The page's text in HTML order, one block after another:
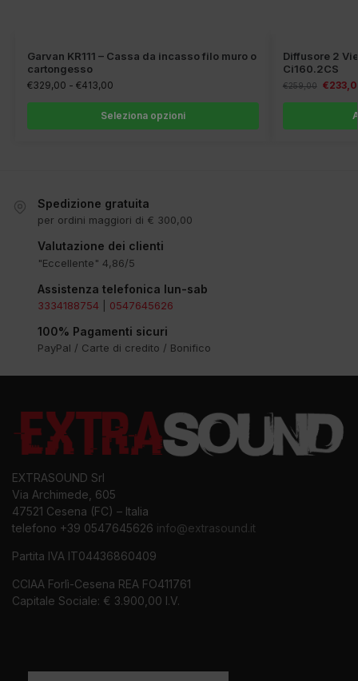
Garvan KR111 – Cassa da incasso filo muro o
cartongesso
€329,00 - €413,00
Seleziona opzioni
Diffusore 2
Ci160.2CS
€259,00 €
Spedizione gratuita
per ordini maggiori di € 300,00
Valutazione dei clienti
"Eccellente" 4,86/5
Assistenza telefonica lun-sab
3334188754 0547645626
100% Pagamenti sicuri
PayPal / Carte di credito / Bonifico
EXTRASOUND Srl
Via Archimede, 605
47521 Cesena (FC) – Italia
telefono +39 0547645626 info@extrasound.it
Partita IVA IT04436860409
CCIAA Forlì-Cesena REA FO411761
Capitale Sociale: € 3.900,00 I.V.